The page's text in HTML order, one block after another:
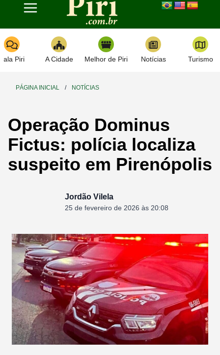
Toggle navigation
Piri A Cidade Melhor de Piri Notícias Turismo
PÁGINA INICIAL / NOTÍCIAS
Operação Dominus
Fictus: polícia localiza
suspeito em Pirenópolis
Jordão Vilela
25 de fevereiro de 2026 às 20:08